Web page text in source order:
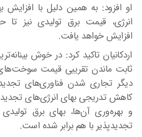
او افزود: به همین دلیل با
انرژی، قیمت برق تولیدی نیز تا
افزایش خواهد یافت.
اردکانیان تاکید کرد: در خوش
ثابت ماندن تقریبی قیمت
دیگر تجاری شدن فناوری‌های
کاهش تدریجی بهای انرژی‌های
و بهره‌وری آن‌ها، بهای برق
تجدیدپذیر با هم برابر شده است.